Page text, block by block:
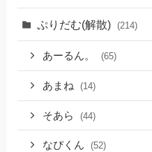
ぷりだむ(解散) (214)
あーるん。 (65)
あまね (14)
そあら (44)
なぴくん (52)